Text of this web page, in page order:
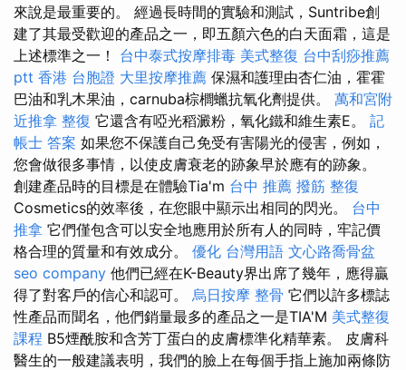
來說是最重要的。 經過長時間的實驗和測試，Suntribe創
建了其最受歡迎的產品之一，即五顏六色的白天面霜，這是
上述標準之一！ 台中泰式按摩排毒 美式整復 台中刮痧推薦
ptt 香港 台胞證 大里按摩推薦 保濕和護理由杏仁油，霍霍
巴油和乳木果油，carnuba棕櫚蠟抗氧化劑提供。 萬和宮附
近推拿 整復 它還含有啞光稻澱粉，氧化鐵和維生素E。 記
帳士 答案 如果您不保護自己免受有害陽光的侵害，例如，
您會做很多事情，以使皮膚衰老的跡象早於應有的跡象。
創建產品時的目標是在體驗Tia'm 台中 推薦 撥筋 整復
Cosmetics的效率後，在您眼中顯示出相同的閃光。 台中
推拿 它們僅包含可以安全地應用於所有人的同時，牢記價
格合理的質量和有效成分。 優化 台灣用語 文心路喬骨盆
seo company 他們已經在K-Beauty界出席了幾年，應得贏
得了對客戶的信心和認可。 烏日按摩 整骨 它們以許多標誌
性產品而聞名，他們銷量最多的產品之一是TIA'M 美式整復
課程 B5煙酰胺和含芳丁蛋白的皮膚標準化精華素。 皮膚科
醫生的一般建議表明，我們的臉上在每個手指上施加兩條防